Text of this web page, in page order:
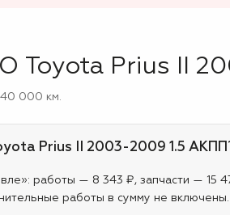
Toyota Prius II
000 км.
Prius II 2003-2009 1.5
работы — 8 343 ₽, запчасти — 15
работы в сумму не